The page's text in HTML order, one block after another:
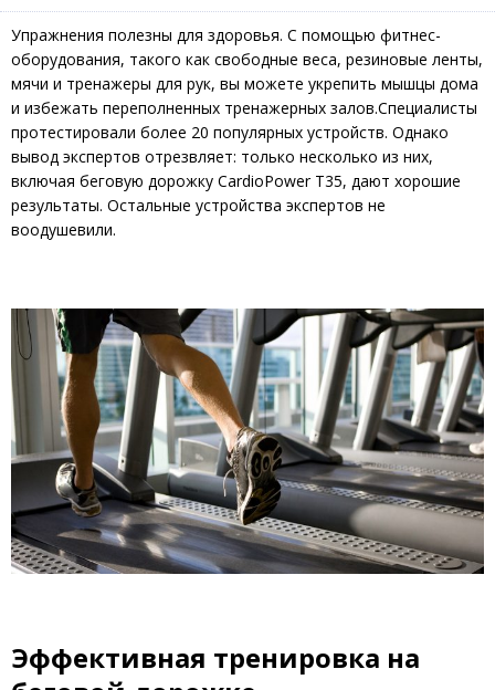
Упражнения полезны для здоровья. С помощью фитнес-
оборудования, такого как свободные веса, резиновые ленты,
мячи и тренажеры для рук, вы можете укрепить мышцы дома
и избежать переполненных тренажерных залов.Специалисты
протестировали более 20 популярных устройств. Однако
вывод экспертов отрезвляет: только несколько из них,
включая беговую дорожку CardioPower T35, дают хорошие
результаты. Остальные устройства экспертов не
воодушевили.
Эффективная тренировка на